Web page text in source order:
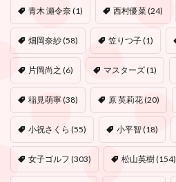
青木 瀬令奈(1) 西村優菜(24)
畑岡奈紗(58) 笠りつ子(1)
片岡尚之 (6) マスターズ(1)
稲見萌寧(38) 原 英莉花(20)
小祝さくら (55) 小平智(18)
女子ゴルフ (303) 松山英樹(154)